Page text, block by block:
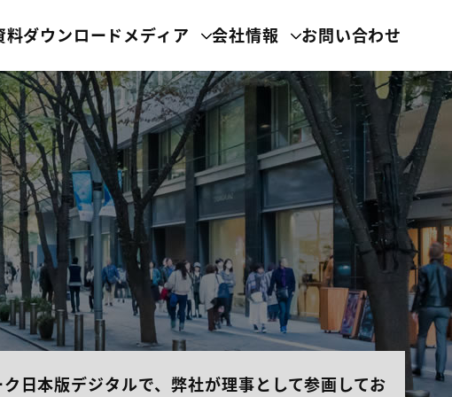
料ダウンロード メディア 会社情報 お問い合わせ
日本版デジタルで、弊社が理事として参画してお